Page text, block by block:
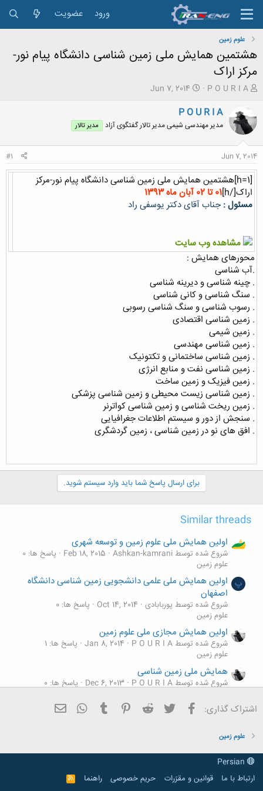
ورود عضویت
علوم زمین
هشتمین همایش ملی زمین شناسی دانشگاه پیام نور-
مرکز اراک
ش
و
ع
ک
ه
م
و
ض
P O U R I A
ت
ر
خ
ع
Jun 7, 2014
P O U R I A
مدیر مهندسی شیمی مدیر تالار گفتگوی آزاد مدیر تالار
Jun 7, 2014
#1
[h=1]هشتمین همایش ملی زمین شناسی دانشگاه پیام نور-مرکز
اراک[/h] 01 تا 02 آبان ماه 1393
مسئول : جناب آقای دکتر یوسفی راد
مشاهده وب سایت
محورهای همایش :
.آب شناسی
. چینه شناسی و دیرینه شناسی
. سنگ شناسی و کانی شناسی
. رسوب شناسی و سنگ شناسی رسوبی
. زمین شناسی اقتصادی
. زمین شیمی
. زمین شناسی مهندسی
. زمین شناسی ساختمانی و تکتونیک
. زمین شناسی نفت و منابع انرژی
. زمین فیزیک و زمین ساخت
. زمین شناسی زیست محیطی و زمین شناسی پزشکی
. زمین ریخت شناسی و زمین شناسی کواترنر
. سنجش از دور و سیستم اطلاعات جغرافیایی
. افق های نو در زمین شناسی ، زمین گردشگری
برای ارسال پاسخ شما باید وارد سیستم شوید.
Similar threads
اولین همایش ملی علوم زمین و توسعه شهری
شروع شده توسط Ashkan-kamrani Feb 18, 2015
پاسخ ها: 0
علوم زمین
پ اولین همایش ملی علمی دانشجویی زمین شناسی دانشگاه
اصفهان
شروع شده توسط پوربابادی Oct 14, 2014
پاسخ ها: 0
علوم زمین
اولین همایش مجازی ملی علوم زمین
شروع شده توسط P O U R I A Jan 8, 2014 پاسخ ها: 1
علوم زمین
همایش ملی زمین شناسی
شروع شده توسط P O U R I A Dec 6, 2013
پاسخ ها: 0
همایش های علوم زمین
علوم زمین
اشتراک گذاری: فیسبوک تویتر Reddit
Pinterest
Tumblr
WhatsApp
علوم زمین
ارتباط با ما
قوانین و مقرّرات حریم خصوصی راهنما
R
S